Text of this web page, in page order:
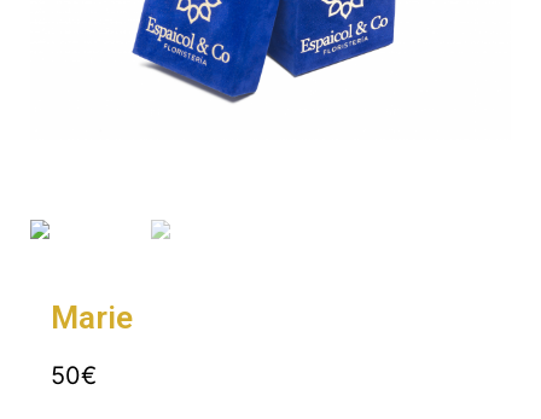
Marie
50€